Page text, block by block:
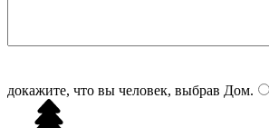
докажите, что вы человек, выбрав Дом.